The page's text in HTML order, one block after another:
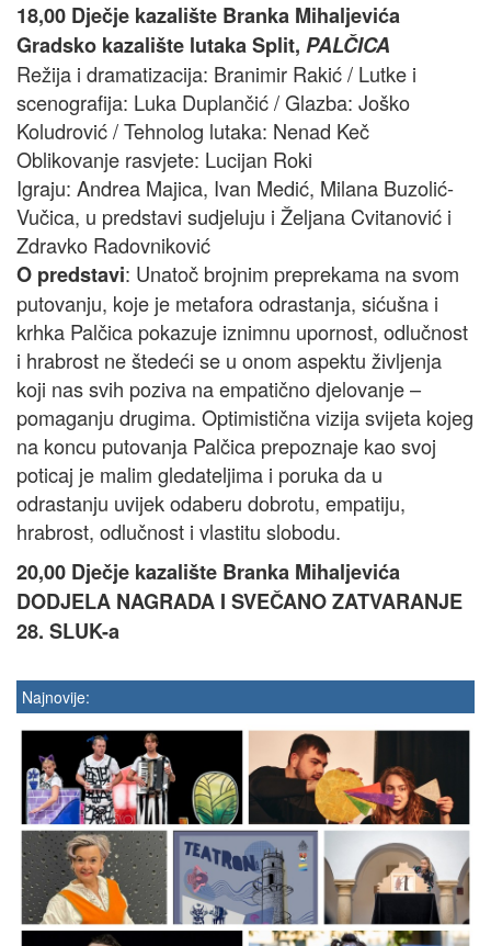
18,00 Dječje kazalište Branka Mihaljevića
Gradsko kazalište lutaka Split, PALČICA
Režija i dramatizacija: Branimir Rakić / Lutke i
scenografija: Luka Duplančić / Glazba: Joško
Koludrović / Tehnolog lutaka: Nenad Keč
Oblikovanje rasvjete: Lucijan Roki
Igraju: Andrea Majica, Ivan Medić, Milana Buzolić-
Vučica, u predstavi sudjeluju i Željana Cvitanović i
Zdravko Radovniković
O predstavi: Unatoč brojnim preprekama na svom
putovanju, koje je metafora odrastanja, sićušna i
krhka Palčica pokazuje iznimnu upornost, odlučnost
i hrabrost ne štedeći se u onom aspektu življenja
koji nas svih poziva na empatično djelovanje –
pomaganju drugima. Optimistična vizija svijeta kojeg
na koncu putovanja Palčica prepoznaje kao svoj
poticaj je malim gledateljima i poruka da u
odrastanju uvijek odaberu dobrotu, empatiju,
hrabrost, odlučnost i vlastitu slobodu.
20,00 Dječje kazalište Branka Mihaljevića
DODJELA NAGRADA I SVEČANO ZATVARANJE
28. SLUK-a
Najnovije: